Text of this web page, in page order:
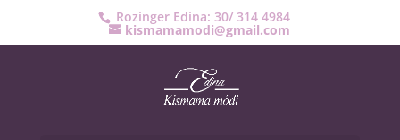
Rozinger Edina: 30/ 314 4984
kismamamodi@gmail.com